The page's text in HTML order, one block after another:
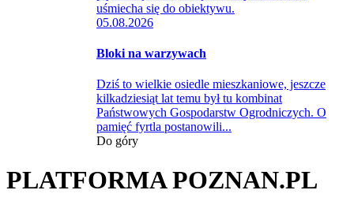
05.08.2026
Bloki na warzywach
Dziś to wielkie osiedle mieszkaniowe, jeszcze
kilkadziesiąt lat temu był tu kombinat
Państwowych Gospodarstw Ogrodniczych. O
pamięć fyrtla postanowili...
Do góry
PLATFORMA POZNAN.PL